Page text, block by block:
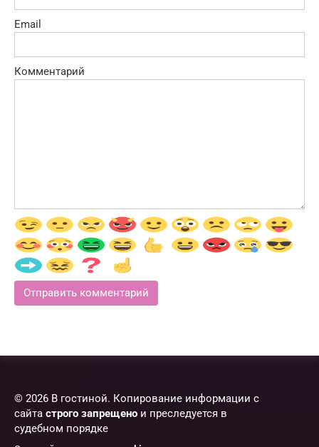
Email
Комментарий
© 2026 В гостиной. Копирование информации с
сайта строго запрещено и преследуется в
судебном порядке